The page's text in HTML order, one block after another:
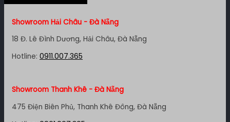
Showroom Quận 4 - TP. HCM
127 Khánh Hội, P. 3, Quận 4,TP. HCM
Showroom Quận 11 - TP. HCM
Showroom Hải Châu - Đà Nẵng
18 Đ. Lê Đình Dương, Hải Châu, Đà Nẵng
Hotline: 0911.007.365
Showroom Thanh Khê - Đà Nẵng
475 Điện Biên Phủ, Thanh Khê Đông, Đà Nẵng